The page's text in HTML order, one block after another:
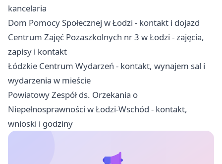
kancelaria
Dom Pomocy Społecznej w Łodzi - kontakt i dojazd
Centrum Zajęć Pozaszkolnych nr 3 w Łodzi - zajęcia,
zapisy i kontakt
Łódzkie Centrum Wydarzeń - kontakt, wynajem sal i
wydarzenia w mieście
Powiatowy Zespół ds. Orzekania o
Niepełnosprawności w Łodzi-Wschód - kontakt,
wnioski i godziny